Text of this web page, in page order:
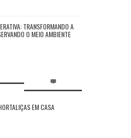
TRANSFORMANDO A
O MEIO AMBIENTE
EM CASA